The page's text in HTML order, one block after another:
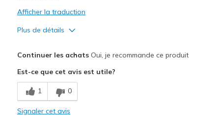
Afficher la traduction
Plus de détails
Stylish
Le contre
Poor Cushioning
Continuer les achatsOui, je recommande ce produit
Est-ce que cet avis est utile?
1 0
Signaler cet avis